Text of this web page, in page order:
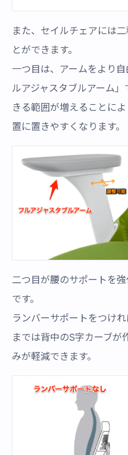
また、セイルチェアには
とができます。
一つ目は、アームをより
ルアジャスタブルアーム
きる範囲が増えることに
置に置きやすくなります。
二つ目が腰のサポートを
です。
ランバーサポートをつけ
までは背中のS字カーブが
みが軽減できます。